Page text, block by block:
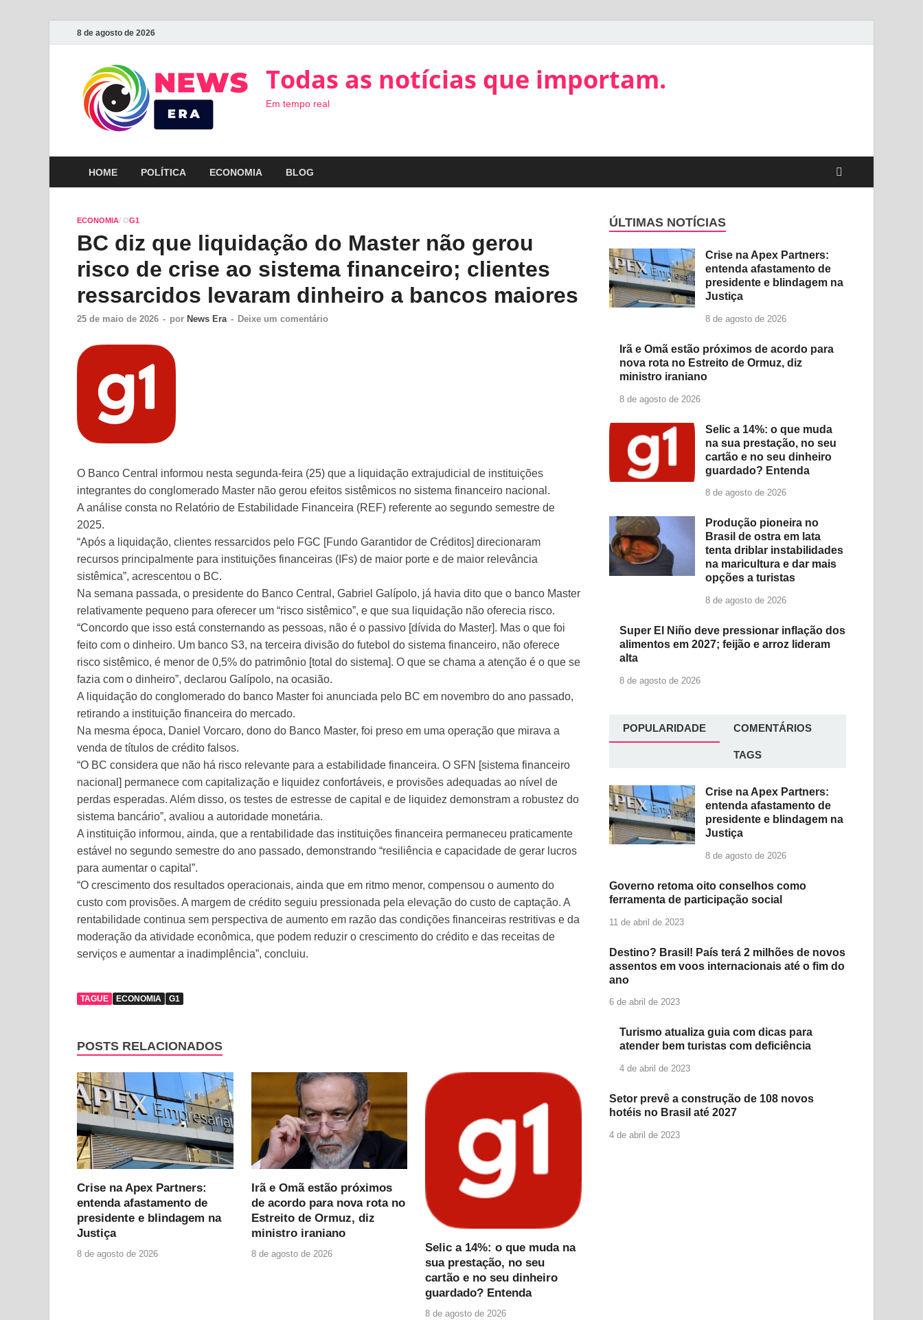
8 de agosto de 2026
Todas as notícias que importam.
Em tempo real
HOME POLÍTICA ECONOMIA BLOG
ECONOMIA/ OG1
BC diz que liquidação do Master não gerou
risco de crise ao sistema financeiro; clientes
ressarcidos levaram dinheiro a bancos maiores
25 de maio de 2026 - por News Era - Deixe um comentário
O Banco Central informou nesta segunda-feira (25) que a liquidação extrajudicial de instituições
integrantes do conglomerado Master não gerou efeitos sistêmicos no sistema financeiro nacional.
A análise consta no Relatório de Estabilidade Financeira (REF) referente ao segundo semestre de
2025.
“Após a liquidação, clientes ressarcidos pelo FGC [Fundo Garantidor de Créditos] direcionaram
recursos principalmente para instituições financeiras (IFs) de maior porte e de maior relevância
sistêmica”, acrescentou o BC.
Na semana passada, o presidente do Banco Central, Gabriel Galípolo, já havia dito que o banco Master
relativamente pequeno para oferecer um “risco sistêmico”, e que sua liquidação não oferecia risco.
“Concordo que isso está consternando as pessoas, não é o passivo [dívida do Master]. Mas o que foi
feito com o dinheiro. Um banco S3, na terceira divisão do futebol do sistema financeiro, não oferece
risco sistêmico, é menor de 0,5% do patrimônio [total do sistema]. O que se chama a atenção é o que se
fazia com o dinheiro”, declarou Galípolo, na ocasião.
A liquidação do conglomerado do banco Master foi anunciada pelo BC em novembro do ano passado,
retirando a instituição financeira do mercado.
Na mesma época, Daniel Vorcaro, dono do Banco Master, foi preso em uma operação que mirava a
venda de títulos de crédito falsos.
“O BC considera que não há risco relevante para a estabilidade financeira. O SFN [sistema financeiro
nacional] permanece com capitalização e liquidez confortáveis, e provisões adequadas ao nível de
perdas esperadas. Além disso, os testes de estresse de capital e de liquidez demonstram a robustez do
sistema bancário”, avaliou a autoridade monetária.
A instituição informou, ainda, que a rentabilidade das instituições financeira permaneceu praticamente
estável no segundo semestre do ano passado, demonstrando “resiliência e capacidade de gerar lucros
para aumentar o capital”.
“O crescimento dos resultados operacionais, ainda que em ritmo menor, compensou o aumento do
custo com provisões. A margem de crédito seguiu pressionada pela elevação do custo de captação. A
rentabilidade continua sem perspectiva de aumento em razão das condições financeiras restritivas e da
moderação da atividade econômica, que podem reduzir o crescimento do crédito e das receitas de
serviços e aumentar a inadimplência”, concluiu.
TAGUE ECONOMIA G1
POSTS RELACIONADOS
Crise na Apex Partners:
entenda afastamento de
presidente e blindagem na
Justiça
8 de agosto de 2026
Irã e Omã estão próximos
de acordo para nova rota no
Estreito de Ormuz, diz
ministro iraniano
8 de agosto de 2026
Selic a 14%: o que muda na
sua prestação, no seu
cartão e no seu dinheiro
guardado? Entenda
8 de agosto de 2026
ÚLTIMAS NOTÍCIAS
Crise na Apex Partners:
entenda afastamento de
presidente e blindagem na
Justiça
8 de agosto de 2026
Irã e Omã estão próximos de acordo para
nova rota no Estreito de Ormuz, diz
ministro iraniano
8 de agosto de 2026
Selic a 14%: o que muda
na sua prestação, no seu
cartão e no seu dinheiro
guardado? Entenda
8 de agosto de 2026
Produção pioneira no
Brasil de ostra em lata
tenta driblar instabilidades
na maricultura e dar mais
opções a turistas
8 de agosto de 2026
Super El Niño deve pressionar inflação dos
alimentos em 2027; feijão e arroz lideram
alta
8 de agosto de 2026
POPULARIDADE COMENTÁRIOS
TAGS
Crise na Apex Partners:
entenda afastamento de
presidente e blindagem na
Justiça
8 de agosto de 2026
Governo retoma oito conselhos como
ferramenta de participação social
11 de abril de 2023
Destino? Brasil! País terá 2 milhões de novos
assentos em voos internacionais até o fim do
ano
6 de abril de 2023
Turismo atualiza guia com dicas para
atender bem turistas com deficiência
4 de abril de 2023
Setor prevê a construção de 108 novos
hotéis no Brasil até 2027
4 de abril de 2023